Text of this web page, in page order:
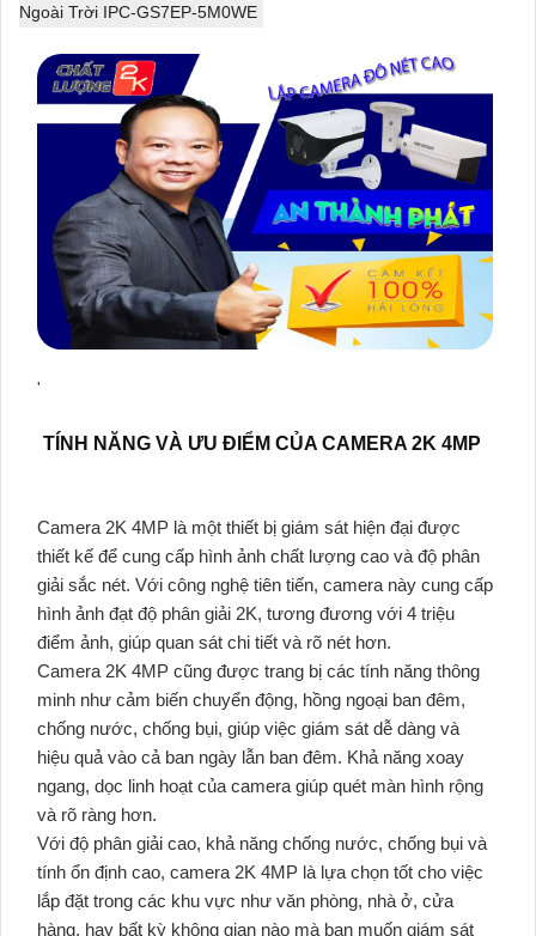
Ngoài Trời IPC-GS7EP-5M0WE
'
TÍNH NĂNG VÀ ƯU ĐIỂM CỦA CAMERA 2K 4MP
Camera 2K 4MP là một thiết bị giám sát hiện đại được
thiết kế để cung cấp hình ảnh chất lượng cao và độ phân
giải sắc nét. Với công nghệ tiên tiến, camera này cung cấp
hình ảnh đạt độ phân giải 2K, tương đương với 4 triệu
điểm ảnh, giúp quan sát chi tiết và rõ nét hơn.
Camera 2K 4MP cũng được trang bị các tính năng thông
minh như cảm biến chuyển động, hồng ngoại ban đêm,
chống nước, chống bụi, giúp việc giám sát dễ dàng và
hiệu quả vào cả ban ngày lẫn ban đêm. Khả năng xoay
ngang, dọc linh hoạt của camera giúp quét màn hình rộng
và rõ ràng hơn.
Với độ phân giải cao, khả năng chống nước, chống bụi và
tính ổn định cao, camera 2K 4MP là lựa chọn tốt cho việc
lắp đặt trong các khu vực như văn phòng, nhà ở, cửa
hàng, hay bất kỳ không gian nào mà bạn muốn giám sát